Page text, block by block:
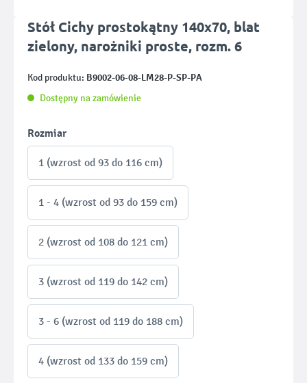
Stół Cichy prostokątny 140x70, blat
zielony, narożniki proste, rozm. 6
Kod produktu: B9002-06-08-LM28-P-SP-PA
Dostępny na zamówienie
Wybierz
Rozmiar
1 (wzrost od 93 do 116 cm)
1 - 4 (wzrost od 93 do 159 cm)
2 (wzrost od 108 do 121 cm)
3 (wzrost od 119 do 142 cm)
3 - 6 (wzrost od 119 do 188 cm)
4 (wzrost od 133 do 159 cm)